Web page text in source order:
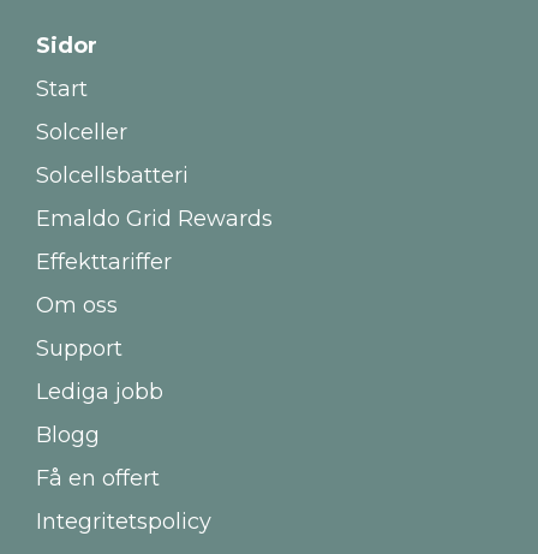
Sidor
Start
Solceller
Solcellsbatteri
Emaldo Grid Rewards
Effekttariffer
Om oss
Support
Lediga jobb
Blogg
Få en offert
Integritetspolicy